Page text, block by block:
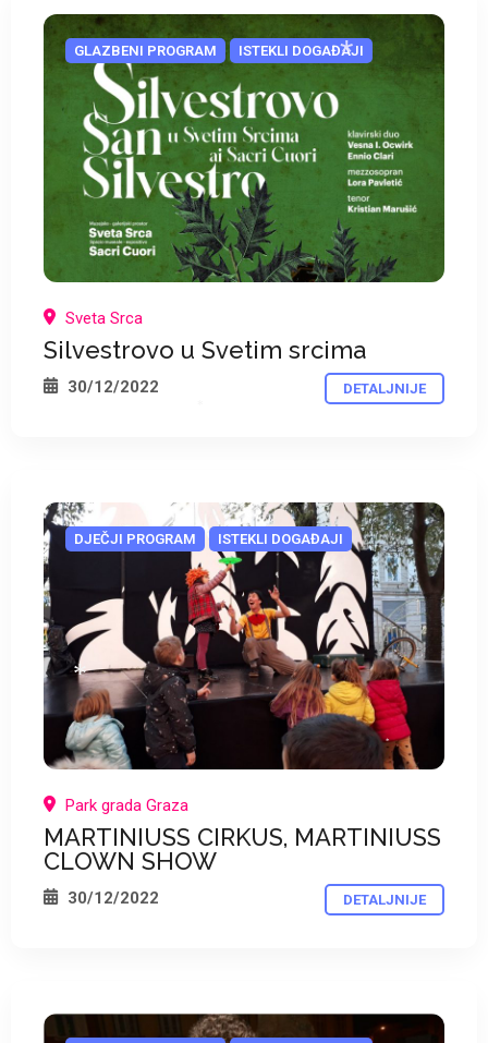
GLAZBENI PROGRAM ISTEKLI DOGAĐAJI
Sveta Srca
Silvestrovo u Svetim srcima
30/12/2022 DETALJNIJE
DJEČJI PROGRAM ISTEKLI DOGAĐAJI
Park grada Graza
MARTINIUSS CIRKUS, MARTINIUSS
CLOWN SHOW
30/12/2022 DETALJNIJE
*
*
*